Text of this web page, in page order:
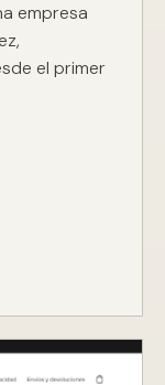
empresa
el primer